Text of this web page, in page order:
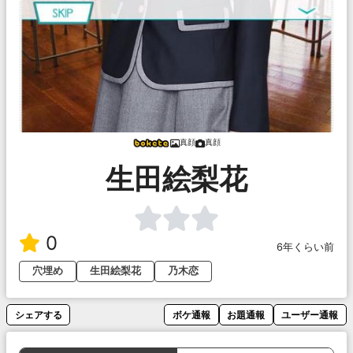
真顔 真顔
生田絵梨花
0
6年くらい前
穴埋め
生田絵梨花 乃木恋
シェアする ボケ通報 お題通報 ユーザー通報